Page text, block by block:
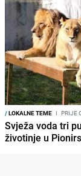
/LOKALNE TEME I PRIJE
Svježa voda tri
životinje u